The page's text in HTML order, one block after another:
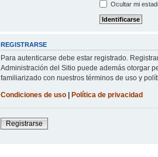
Ocultar mi
REGISTRARSE
Para autenticarse debe estar registrado.
Administración del Sitio puede además otorgar
familiarizado con nuestros términos de uso y
Condiciones de uso| Política de privacidad
Registrarse